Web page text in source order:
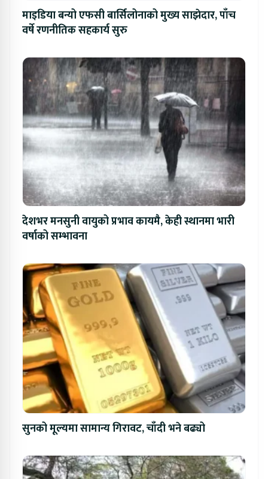
माइडिया बन्यो एफसी बार्सिलोनाको मुख्य साझेदार, पाँच
वर्षे रणनीतिक सहकार्य सुरु
देशभर मनसुनी वायुको प्रभाव कायमै, केही स्थानमा भारी
वर्षाको सम्भावना
सुनको मूल्यमा सामान्य गिरावट, चाँदी भने बढ्यो